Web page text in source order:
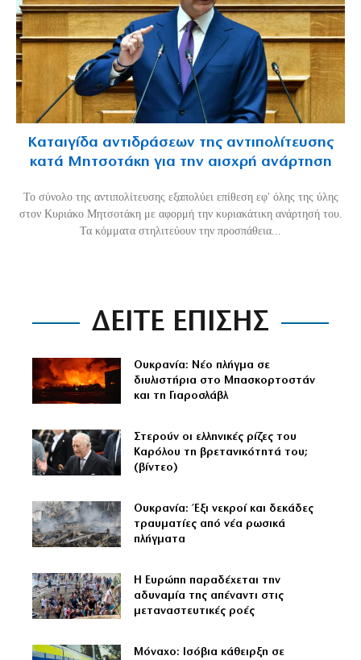
Καταιγίδα αντιδράσεων της αντιπολίτευσης
κατά Μητσοτάκη για την αισχρή ανάρτηση
Το σύνολο της αντιπολίτευσης εξαπολύει επίθεση εφ' όλης της ύλης
στον Κυριάκο Μητσοτάκη με αφορμή την κυριακάτικη ανάρτησή του.
Τα κόμματα στηλιτεύουν την προσπάθεια...
ΔΕΙΤΕ ΕΠΙΣΗΣ
Ουκρανία: Νέο πλήγμα σε
διυλιστήρια στο Μπασκορτοστάν
και τη Γιαροσλάβλ
Στερούν οι ελληνικές ρίζες του
Καρόλου τη βρετανικότητά του;
(βίντεο)
Ουκρανία: Έξι νεκροί και δεκάδες
τραυματίες από νέα ρωσικά
πλήγματα
Η Ευρώπη παραδέχεται την
αδυναμία της απέναντι στις
μεταναστευτικές ροές
Μόναχο: Ισόβια κάθειρξη σε